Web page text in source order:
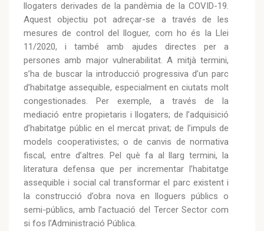
llogaters derivades de la pandèmia de la COVID-19.
Aquest objectiu pot adreçar-se a través de les
mesures de control del lloguer, com ho és la Llei
11/2020, i també amb ajudes directes per a
persones amb major vulnerabilitat. A mitjà termini,
s’ha de buscar la introducció progressiva d’un parc
d’habitatge assequible, especialment en ciutats molt
congestionades. Per exemple, a través de la
mediació entre propietaris i llogaters; de l’adquisició
d’habitatge públic en el mercat privat; de l’impuls de
models cooperativistes; o de canvis de normativa
fiscal, entre d’altres. Pel què fa al llarg termini, la
literatura defensa que per incrementar l’habitatge
assequible i social cal transformar el parc existent i
la construcció d’obra nova en lloguers públics o
semi-públics, amb l’actuació del Tercer Sector com
si fos l’Administració Pública.